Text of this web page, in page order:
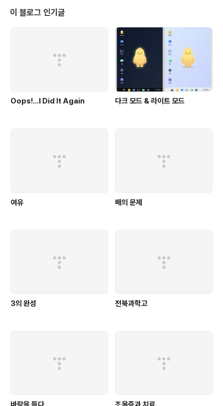
이 블로그 인기글
Oops!…I Did It Again 다크 모드 & 라이트 모드
여유 배의 문제
3의 완성 전북과학고